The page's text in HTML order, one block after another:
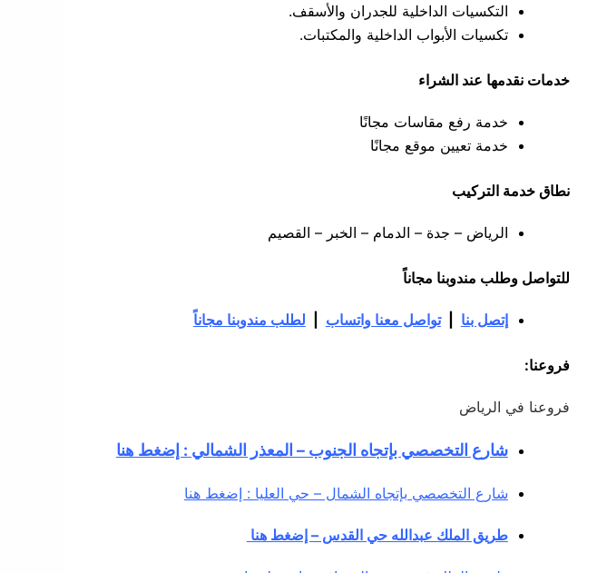
التكسيات الداخلية للجدران والأسقف.
تكسيات الأبواب الداخلية والمكتبات.
خدمات نقدمها عند الشراء
خدمة رفع مقاسات مجانًا
خدمة تعيين موقع مجانًا
نطاق خدمة التركيب
الرياض – جدة – الدمام – الخبر – القصيم
للتواصل وطلب مندوبنا مجاناً
إتصل بنا |تواصل معنا واتساب لطلب مندوبنا مجاناً
فروعنا:
فروعنا في الرياض
شارع التخصصي بإتجاه الجنوب – المعذر الشمالي : إضغط هنا
شارع التخصصي بإتجاه الشمال – حي العليا : إضغط هنا
طريق الملك عبدالله حي القدس – إضغط هنا